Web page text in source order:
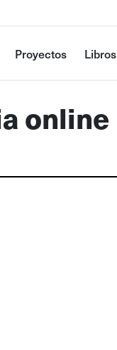
Proyectos Libros
online